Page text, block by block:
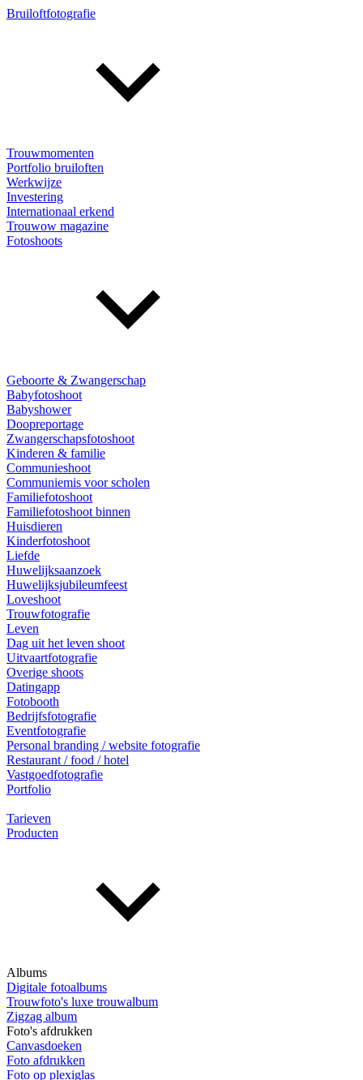
Bruiloftfotografie
Trouwmomenten
Portfolio bruiloften
Werkwijze
Investering
Internationaal erkend
Trouwow magazine
Fotoshoots
Geboorte & Zwangerschap
Babyfotoshoot
Babyshower
Doopreportage
Zwangerschapsfotoshoot
Kinderen & familie
Communieshoot
Communiemis voor scholen
Familiefotoshoot
Familiefotoshoot binnen
Huisdieren
Kinderfotoshoot
Liefde
Huwelijksaanzoek
Huwelijksjubileumfeest
Loveshoot
Trouwfotografie
Leven
Dag uit het leven shoot
Uitvaartfotografie
Overige shoots
Datingapp
Fotobooth
Bedrijfsfotografie
Eventfotografie
Personal branding / website fotografie
Restaurant / food / hotel
Vastgoedfotografie
Portfolio
Tarieven
Producten
Albums
Digitale fotoalbums
Trouwfoto's luxe trouwalbum
Zigzag album
Foto's afdrukken
Canvasdoeken
Foto afdrukken
Foto op plexiglas